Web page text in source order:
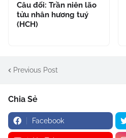
Câu đối: Trần niên lão
tửu nhân hương tuý
(HCH)
Previous Post
Chia Sẻ
Facebook